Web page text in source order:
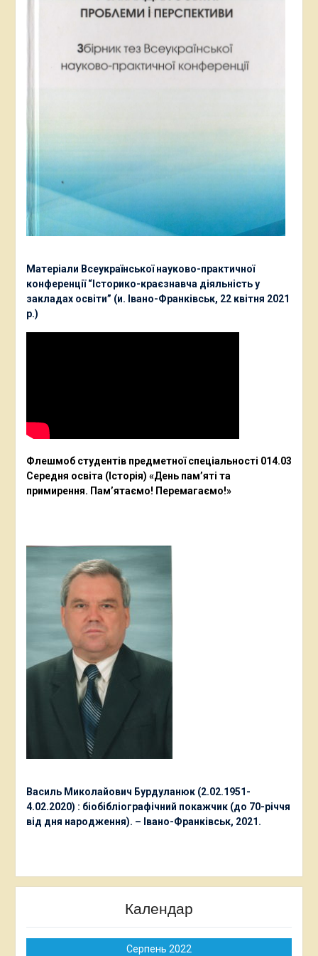
Матеріали Всеукраїнської науково-практичної
конференції “Історико-краєзнавча діяльність у
закладах освіти” (и. Івано-Франківськ, 22 квітня 2021
р.)
Флешмоб студентів предметної спеціальності 014.03
Середня освіта (Історія) «День пам’яті та
примирення. Пам’ятаємо! Перемагаємо!»
Василь Миколайович Бурдуланюк (2.02.1951-
4.02.2020) : біобібліографічний покажчик (до 70-річчя
від дня народження). – Івано-Франківськ, 2021.
Календар
Серпень 2022